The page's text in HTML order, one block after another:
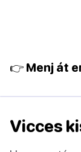
👉 Menj át
Vicces